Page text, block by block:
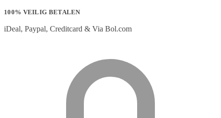
100% VEILIG BETALEN
iDeal, Paypal, Creditcard & Via Bol.com